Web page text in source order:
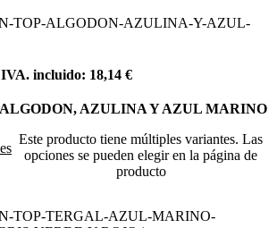
incluido: 18,14 €
AZULINA Y AZUL MARINO
Este producto tiene múltiples variantes. Las
opciones se pueden elegir en la página de
producto